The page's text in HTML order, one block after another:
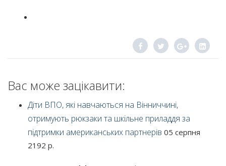
Вас може зацікавити:
Діти ВПО, які навчаються на Вінниччині,
отримують рюкзаки та шкільне приладдя за
підтримки американських партнерів 05 серпня
2192 р.